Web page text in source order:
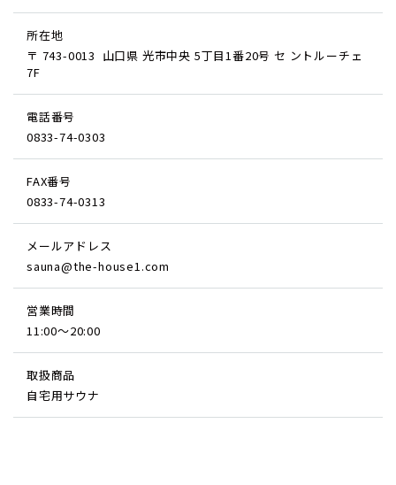
所在地
〒 743-0013 山口県 光市中央 5丁目1番20号 セ ントルーチェ
7F
電話番号
0833-74-0303
FAX番号
0833-74-0313
メールアドレス
sauna@the-house1.com
営業時間
11:00〜20:00
取扱商品
自宅用サウナ